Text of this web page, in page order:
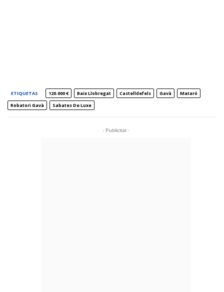
ETIQUETAS 120.000 € Baix Llobregat Castelldefels Gavà
Mataró
Robatori Gavà
Sabates De Luxe
- Publicitat -